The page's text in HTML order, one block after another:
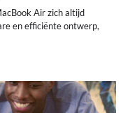
Air zich altijd
en efficiënte ontwerp,